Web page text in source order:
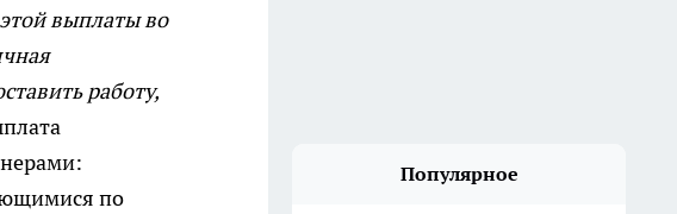
выплаты во
работу,
по
Популярное